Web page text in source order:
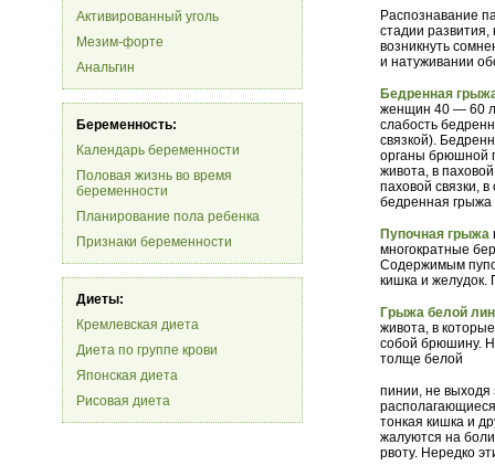
Активированный уголь
Мезим-форте
Анальгин
Беременность:
Календарь беременности
Половая жизнь во время
беременности
Планирование пола ребенка
Признаки беременности
Диеты:
Кремлевская диета
Диета по группе крови
Японская диета
Рисовая диета
Распознавание
стадии
возникнуть
и натуживании
Бедренная
женщин 40 — 60
слабость
связкой).
органы брюшной
живота, в
паховой связки,
бедренная грыжа
Пупочная грыжа
многократные
Содержимым
кишка и желудок.
Грыжа белой
живота, в
собой брюшину.
толще белой
пинии, не
тонкая кишка и
жалуются на
рвоту. Нередко